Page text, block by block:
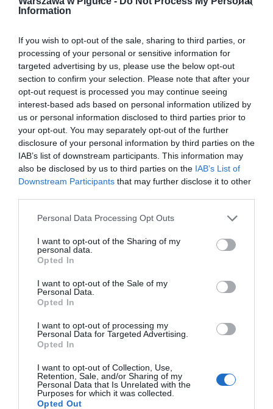
Information
If you wish to opt-out of the sale, sharing to third parties, or
processing of your personal or sensitive information for
targeted advertising by us, please use the below opt-out
section to confirm your selection. Please note that after your
opt-out request is processed you may continue seeing
interest-based ads based on personal information utilized by
us or personal information disclosed to third parties prior to
your opt-out. You may separately opt-out of the further
disclosure of your personal information by third parties on the
IAB’s list of downstream participants. This information may
also be disclosed by us to third parties on the IAB’s List of
Downstream Participants that may further disclose it to other
Personal Data Processing Opt Outs
I want to opt-out of the Sharing of my
personal data.
Opted In
I want to opt-out of the Sale of my
Personal Data.
Opted In
I want to opt-out of processing my
Personal Data for Targeted Advertising.
Opted In
I want to opt-out of Collection, Use,
Retention, Sale, and/or Sharing of my
Personal Data that Is Unrelated with the
Purposes for which it was collected.
Opted Out